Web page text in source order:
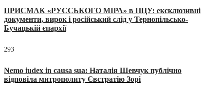
ПРИСМАК «РУССЬКОГО МІРА» в ПЦУ: ексклюзивні
документи, вирок і російський слід у Тернопільсько-
Бучацькій єпархії
293
Nemo iudex in causa sua: Наталія Шевчук публічно
відповіла митрополиту Євстратію Зорі